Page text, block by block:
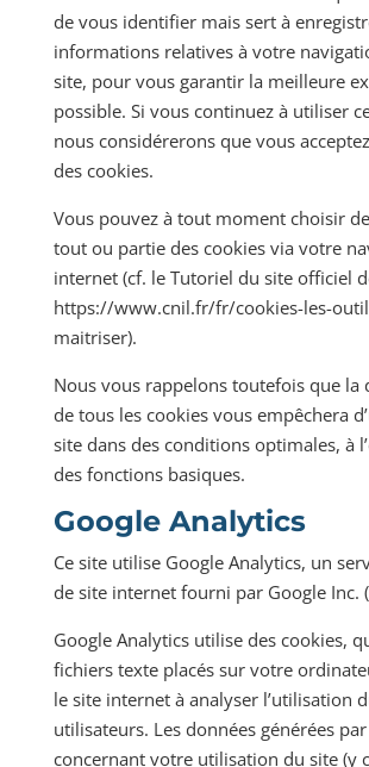
de vous identifier mais sert à
informations relatives à votre
site, pour vous garantir la meilleure
possible. Si vous continuez à utiliser
nous considérerons que vous
des cookies.
Vous pouvez à tout moment choisir
tout ou partie des cookies via votre
internet (cf. le Tutoriel du site officiel
https://www.cnil.fr/fr/cookies-les-
maitriser).
Nous vous rappelons toutefois que la
de tous les cookies vous empêchera
site dans des conditions optimales, à
des fonctions basiques.
Google Analytics
Ce site utilise Google Analytics, un
de site internet fourni par Google Inc.
Google Analytics utilise des cookies,
fichiers texte placés sur votre
le site internet à analyser l’utilisation
utilisateurs. Les données générées
concernant votre utilisation du site (y